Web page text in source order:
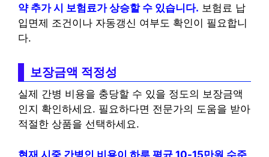
약 추가 시 보험료가 상승할 수 있습니다. 보험료 납
입면제 조건이나 자동갱신 여부도 확인이 필요합니
다.
보장금액 적정성
실제 간병 비용을 충당할 수 있을 정도의 보장금액
인지 확인하세요. 필요하다면 전문가의 도움을 받아
적절한 상품을 선택하세요.
현재 시중 간병인 비용이 하루 평균 10-15만원 수준